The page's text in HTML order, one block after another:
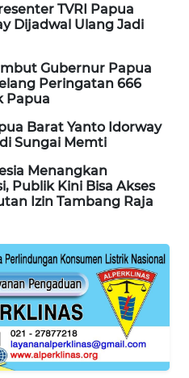
TVRI Papua
Dijadwal Ulang Jadi
Gubernur Papua
Peringatan 666
Papua
Barat Yanto Idorway
Sungai Memti
Menangkan
Publik Kini Bisa Akses
Izin Tambang Raja